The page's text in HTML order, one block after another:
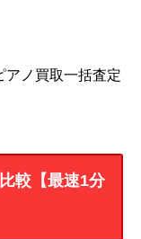
アノ買取一括査定
較【最速1分